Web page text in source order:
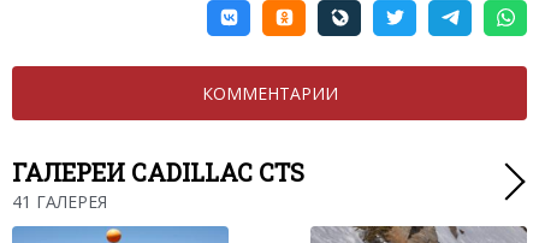
КОММЕНТАРИИ
ГАЛЕРЕИ CADILLAC CTS
41 ГАЛЕРЕЯ